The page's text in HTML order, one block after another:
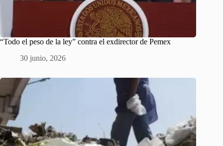
“Todo el peso de la ley” contra el exdirector de Pemex
30 junio, 2026